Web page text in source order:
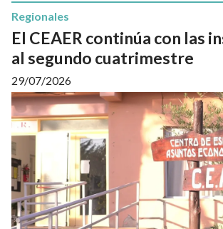
El CEAER continúa con las
al segundo cuatrimestre
Regionales
29/07/2026